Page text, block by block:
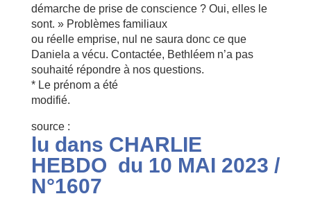
démarche de prise de conscience ? Oui, elles le
sont. » Problèmes familiaux
ou réelle emprise, nul ne saura donc ce que
Daniela a vécu. Contactée, Bethléem n’a pas
souhaité répondre à nos questions.
* Le prénom a été
modifié.
source :
lu dans CHARLIE
HEBDO du 10 MAI 2023 /
N°1607